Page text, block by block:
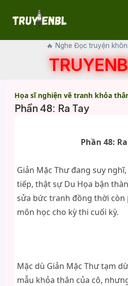
🔥 Nghe Đọc truyện
Họa sĩ nghiện vẽ tranh khỏa
Phần 48: Ra Tay
Phần 48:
Giản Mặc Thư đang suy
tiếp, thật sự Du Họa bận
sửa bức tranh đồng thời còn
môn học cho kỳ thi cuối kỳ.
Mặc dù Giản Mặc Thư tạm
mẫu khỏa thân của cô,